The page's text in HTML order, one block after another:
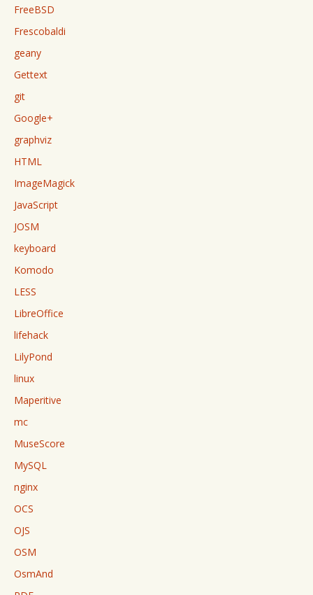
FreeBSD
Frescobaldi
geany
Gettext
git
Google+
graphviz
HTML
ImageMagick
JavaScript
JOSM
keyboard
Komodo
LESS
LibreOffice
lifehack
LilyPond
linux
Maperitive
mc
MuseScore
MySQL
nginx
OCS
OJS
OSM
OsmAnd